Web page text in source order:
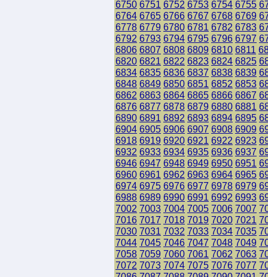
6750 6751 6752 6753 6754 6755
6764 6765 6766 6767 6768 6769
6778 6779 6780 6781 6782 6783
6792 6793 6794 6795 6796 6797
6806 6807 6808 6809 6810 6811
6820 6821 6822 6823 6824 6825
6834 6835 6836 6837 6838 6839
6848 6849 6850 6851 6852 6853
6862 6863 6864 6865 6866 6867
6876 6877 6878 6879 6880 6881
6890 6891 6892 6893 6894 6895
6904 6905 6906 6907 6908 6909
6918 6919 6920 6921 6922 6923
6932 6933 6934 6935 6936 6937
6946 6947 6948 6949 6950 6951
6960 6961 6962 6963 6964 6965
6974 6975 6976 6977 6978 6979
6988 6989 6990 6991 6992 6993
7002 7003 7004 7005 7006 7007
7016 7017 7018 7019 7020 7021
7030 7031 7032 7033 7034 7035
7044 7045 7046 7047 7048 7049
7058 7059 7060 7061 7062 7063
7072 7073 7074 7075 7076 7077